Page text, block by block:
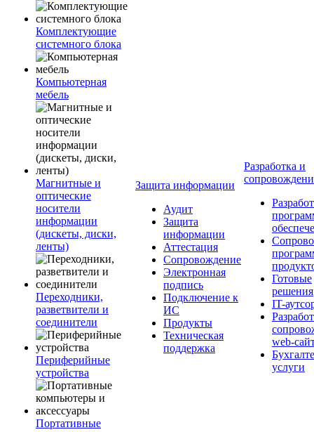
Комплектующие
системного блока
Компьютерная
мебель
Магнитные и
оптические
носители
информации
(дискеты, диски,
ленты)
Переходники,
разветвители и
соединители
Периферийные
устройства
Портативные
Защита информации
Аудит
Защита
информации
Аттестация
Сопровождение
Электронная
подпись
Подключение к
ИС
Продукты
Техническая
поддержка
Разработка и
Готовые
решения
IT-
web-
услуги